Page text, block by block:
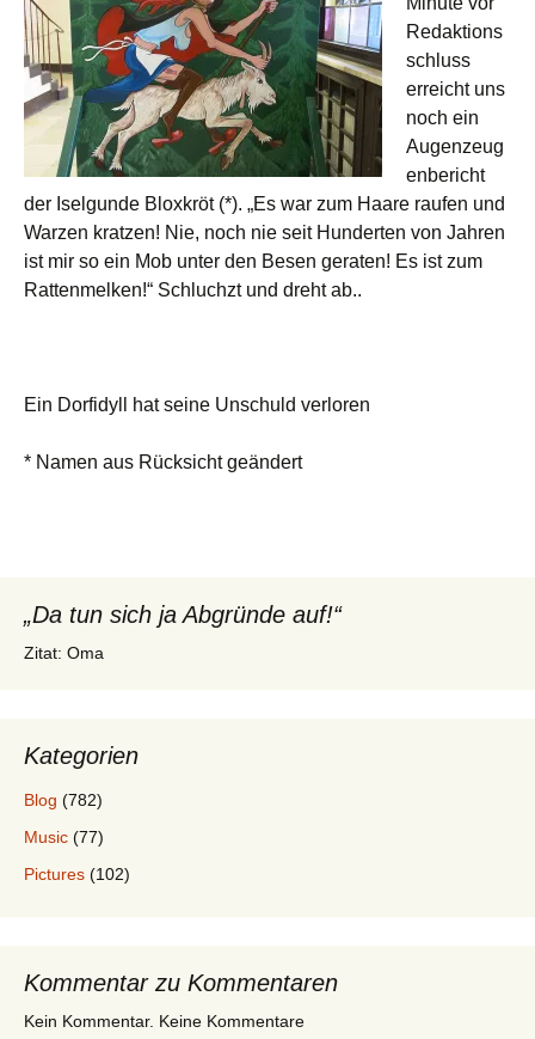
Redaktions
schluss
erreicht uns
noch ein
Augenzeug
enbericht
der Iselgunde Bloxkröt (*). „Es war zum Haare raufen und
Warzen kratzen! Nie, noch nie seit Hunderten von Jahren
ist mir so ein Mob unter den Besen geraten! Es ist zum
Rattenmelken!“ Schluchzt und dreht ab..
Ein Dorfidyll hat seine Unschuld verloren
* Namen aus Rücksicht geändert
„Da tun sich ja Abgründe auf!“
Zitat: Oma
Kategorien
Blog (782)
Music (77)
Pictures (102)
Kommentar zu Kommentaren
Kein Kommentar. Keine Kommentare